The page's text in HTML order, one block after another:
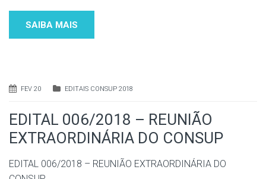
SAIBA MAIS
FEV 20 EDITAIS CONSUP 2018
EDITAL 006/2018 – REUNIÃO
EXTRAORDINÁRIA DO CONSUP
EDITAL 006/2018 – REUNIÃO EXTRAORDINÁRIA DO